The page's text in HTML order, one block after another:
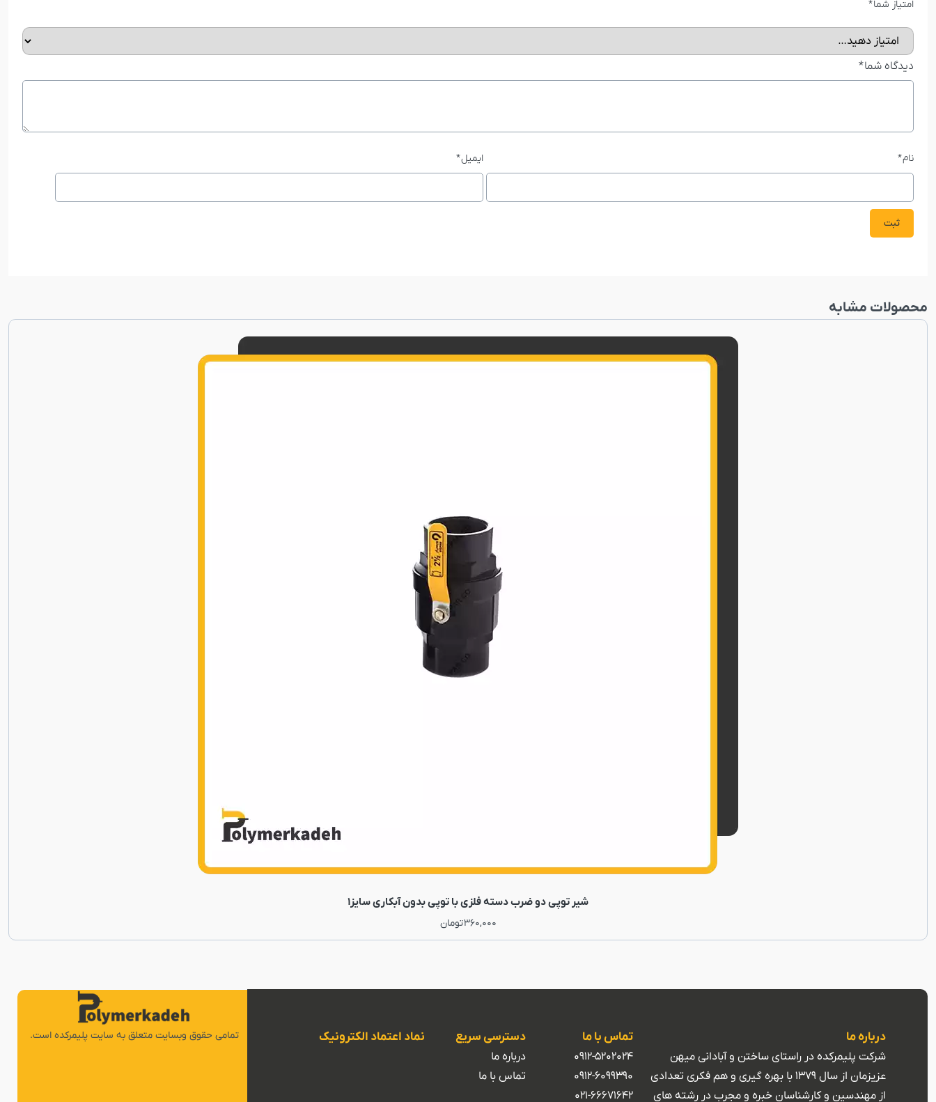
امتیاز شما*
دیدگاه شما*
نام* ایمیل*
محصولات مشابه
شیر توپی دو ضرب دسته فلزی با توپی بدون آبکاری سایز1
360,000تومان
درباره ما
شرکت پلیمرکده در راستای ساختن و آبادانی میهن
عزیزمان از سال 1379 با بهره گیری و هم فکری تعدادی
از مهندسین و کارشناسان خبره و مجرب در رشته های
تماس با ما
0912-5202024
0912-6099390
021-66671642
دسترسی سریع
درباره ما
تماس با ما
نماد اعتماد الکترونیک تمامی حقوق وبسایت متعلق به سایت پلیمرکده است.